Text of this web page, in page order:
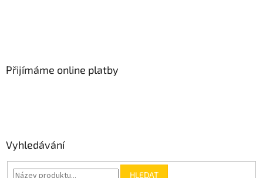
Přijímáme online platby
Vyhledávání
HLEDAT